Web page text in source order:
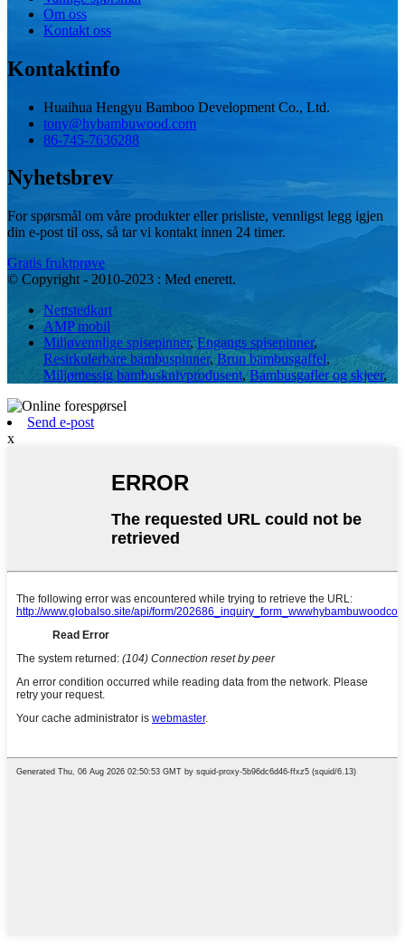
Om oss
Kontakt oss
Kontaktinfo
Huaihua Hengyu Bamboo Development Co., Ltd.
tony@hybambuwood.com
86-745-7636288
Nyhetsbrev
For spørsmål om våre produkter eller prisliste, vennligst legg igjen
din e-post til oss, så tar vi kontakt innen 24 timer.
Gratis fruktprøve
© Copyright - 2010-2023 : Med enerett.
Nettstedkart
AMP mobil
Miljøvennlige spisepinner,Engangs spisepinner,
Resirkulerbare bambuspinner, Brun bambusgaffel,
Miljømessig bambusknivprodusent,Bambusgafler og skjeer,
Send e-post
x